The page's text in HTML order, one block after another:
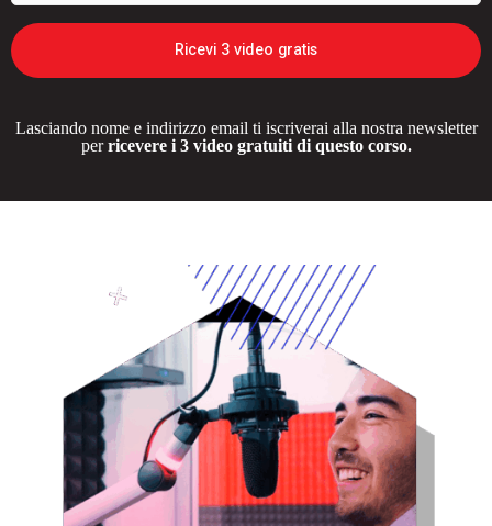
Ricevi 3 video gratis
Lasciando nome e indirizzo email ti iscriverai alla nostra newsletter
perricevere i 3 video gratuiti di questo corso.